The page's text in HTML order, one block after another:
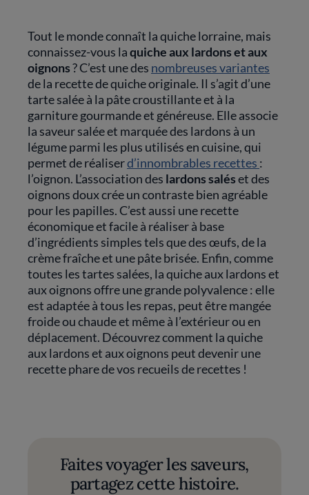
Tout le monde connaît la quiche lorraine, mais
connaissez-vous laquiche aux lardons et aux
oignons? C’est une des nombreuses variantes
de la recette de quiche originale. Il s’agit d’une
tarte salée à la pâte croustillante et à la
garniture gourmande et généreuse. Elle associe
la saveur salée et marquée des lardons à un
légume parmi les plus utilisés en cuisine, qui
permet de réaliserd’innombrables recettes :
l’oignon. L’association des lardons saléset des
oignons doux crée un contraste bien agréable
pour les papilles. C’est aussi une recette
économique et facile à réaliser à base
d’ingrédients simples tels que des œufs, de la
crème fraîche et une pâte brisée. Enfin, comme
toutes les tartes salées, la quiche aux lardons et
aux oignons offre une grande polyvalence : elle
est adaptée à tous les repas, peut être mangée
froide ou chaude et même à l’extérieur ou en
déplacement. Découvrez comment la quiche
aux lardons et aux oignons peut devenir une
recette phare de vos recueils de recettes !
Faites voyager les saveurs,
partagez cette histoire.